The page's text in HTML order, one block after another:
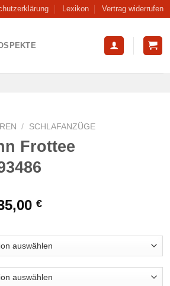
Lexikon Vertrag widerrufen
/ SCHLAFANZÜGE
Frottee
€
€Aktueller
ist:
35,00 €.